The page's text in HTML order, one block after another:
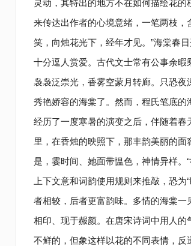
灵动，其特出的地方不在如何描绘花
来传达出作者的心境意绪，一笔两枝，
笑，向烛花光下，经年才见。”海棠春
十分逗人赏爱。古代文士常有公事余暇
袅袅泛崇光，香雾空蒙月转廊。只恐夜
秀艳娇容的海棠了。然而，程氏笔底
经历了一度寒暑的演变之后，伴随着
里，在香烛的映照下，那丰韵美丽的
是，霎时间、她面带愠色，神情异样。
上下文意和词韵使用规则来推敲，恐
者相较，后者更富韵味。多情的海棠
相印、现于赧颜。在唐宋诗词中用人
不鲜的，但象这样以花的不同表情，